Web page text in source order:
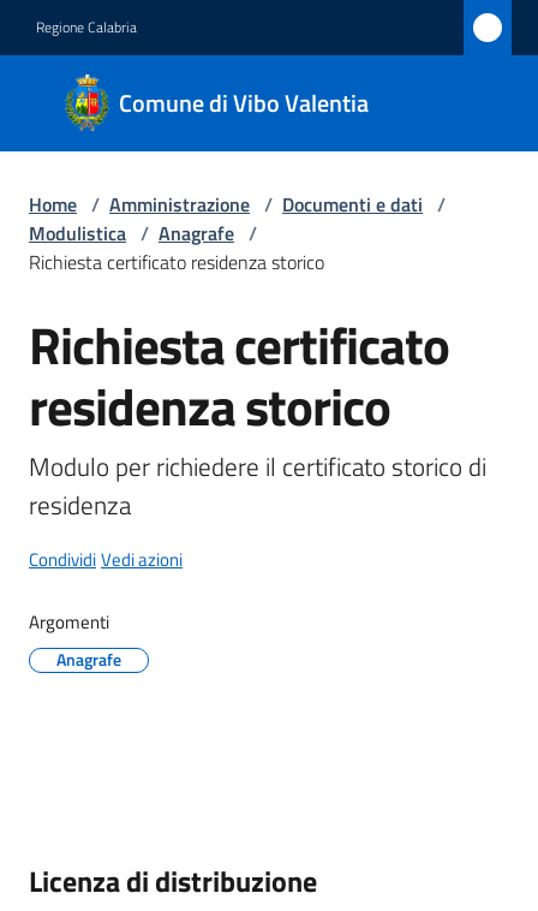
Regione Calabria
Comune di Vibo Valentia
Comune
di Vibo
Valentia
Amministrazione
Novità
Vivere
Vibo
Valentia
A
t
o
Home / Amministrazione / Documenti e dati /
Modulistica / Anagrafe /
Richiesta certificato residenza storico
Salta al contenuto
Richiesta certificato
residenza storico
Modulo per richiedere il certificato storico di
residenza
CondividiVedi azioni
Argomenti
Anagrafe
Descrizione
Licenza di distribuzione